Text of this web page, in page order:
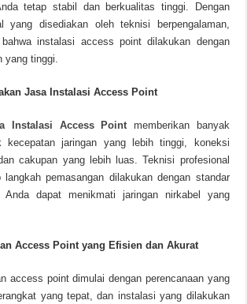
tetap stabil dan berkualitas tinggi. Dengan
yang disediakan oleh teknisi berpengalaman,
instalasi access point dilakukan dengan
yang tinggi.
Jasa Instalasi Access Point
Instalasi Access Pointmemberikan banyak
kecepatan jaringan yang lebih tinggi, koneksi
cakupan yang lebih luas. Teknisi profesional
pemasangan dilakukan dengan standar
Anda dapat menikmati jaringan nirkabel yang
Access Point yang Efisien dan Akurat
access point dimulai dengan perencanaan yang
yang tepat, dan instalasi yang dilakukan